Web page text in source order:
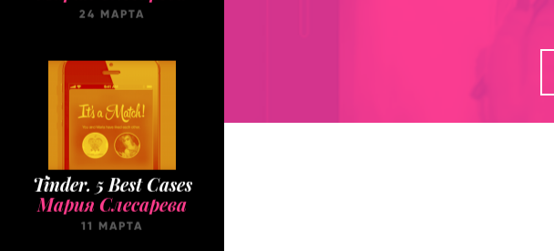
Tinder. 5 Best Cases
Мария Слесарева
11 МАРТА